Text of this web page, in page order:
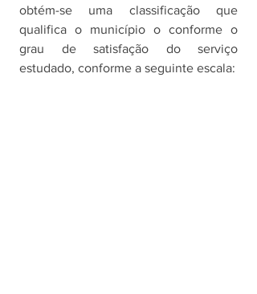
obtém-se uma classificação que
qualifica o município o conforme o
grau de satisfação do serviço
estudado, conforme a seguinte escala: